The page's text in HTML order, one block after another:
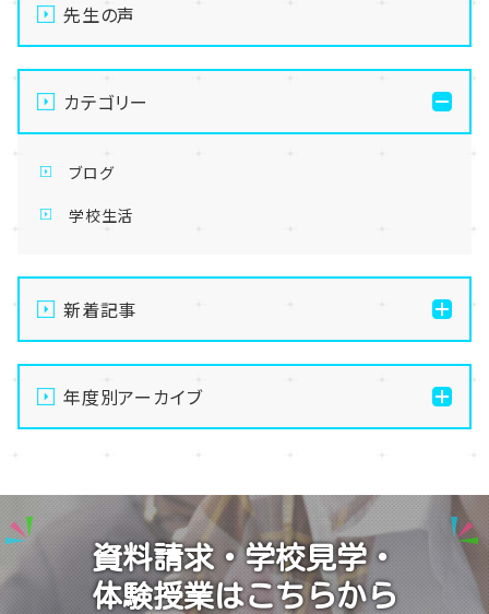
先生の声
カテゴリー
ブログ
学校生活
新着記事
【なんば】体験授業で高級感のあるマンゴータルト作り
ました！🥭✨
【なんば】キラリと輝く宝物✨「光るハーバリウム」作り
【なんば】校舎紹介の「自習室編」✨
【なんば】笑顔が溢れたオープンスクール😊在校生の
温かいお出迎えで素敵な1日に🌷
【なんば】夏季休校期間のお知らせ🍉
年度別アーカイブ
2025
2024
2023
資料請求・学校見学・
体験授業はこちらから